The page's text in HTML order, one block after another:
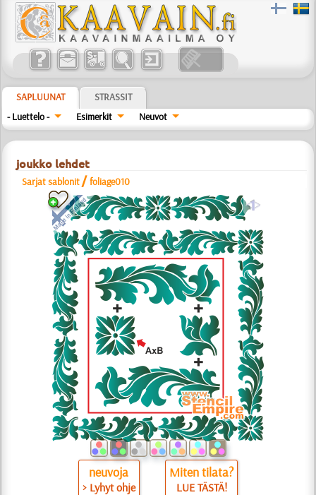
SAPLUUNAT
STRASSIT
- Luettelo -
Esimerkit Neuvot
joukko lehdet
Sarjat sablonit /foliage010
a
neuvoja
> Lyhyt ohje
Miten tilata?
LUE TÄSTÄ!